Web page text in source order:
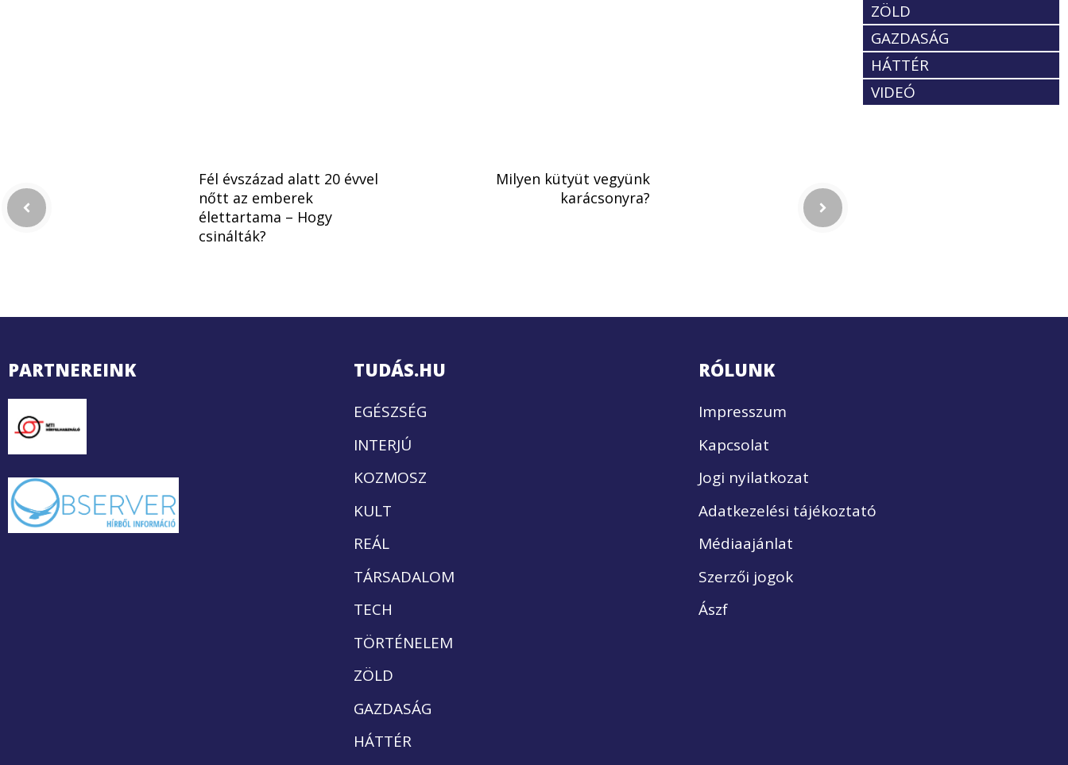
ZÖLD
GAZDASÁG
HÁTTÉR
VIDEÓ
Fél évszázad alatt 20 évvel
nőtt az emberek
élettartama – Hogy
csinálták?
Milyen kütyüt vegyünk
karácsonyra?
PARTNEREINK TUDÁS.HU
EGÉSZSÉG
INTERJÚ
KOZMOSZ
KULT
REÁL
TÁRSADALOM
TECH
TÖRTÉNELEM
ZÖLD
GAZDASÁG
HÁTTÉR
RÓLUNK
Impresszum
Kapcsolat
Jogi nyilatkozat
Adatkezelési tájékoztató
Médiaajánlat
Szerzői jogok
Ászf